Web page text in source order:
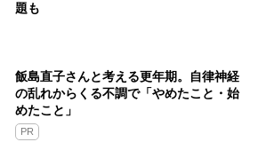
題も
飯島直子さんと考える更年期。自律神経
の乱れからくる不調で「やめたこと・始
めたこと」
PR